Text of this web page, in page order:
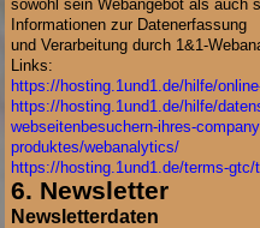
sowohl sein Webangebot als auch
Informationen zur Datenerfassung
und Verarbeitung durch 1&1-
Links:
https://hosting.1und1.de/hilfe/
https://hosting.1und1.de/hilfe/
webseitenbesuchern-ihres-
produktes/webanalytics/
https://hosting.1und1.de/terms-
6. Newsletter
Newsletterdaten